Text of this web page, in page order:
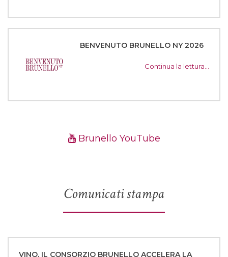
BENVENUTO BRUNELLO NY 2026
Continua la lettura…
Brunello YouTube
Comunicati stampa
VINO, IL CONSORZIO BRUNELLO ACCELERA LA